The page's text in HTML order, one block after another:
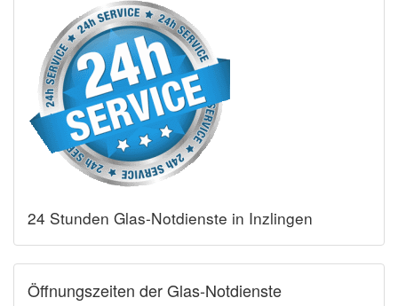
24 Stunden Glas-Notdienste in Inzlingen
Öffnungszeiten der Glas-Notdienste